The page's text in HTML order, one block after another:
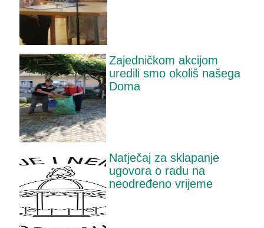
Zajedničkom akcijom
uredili smo okoliš našega
Doma
Natječaj za sklapanje
ugovora o radu na
neodređeno vrijeme